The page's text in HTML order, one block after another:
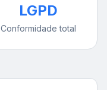
LGPD
Conformidade total